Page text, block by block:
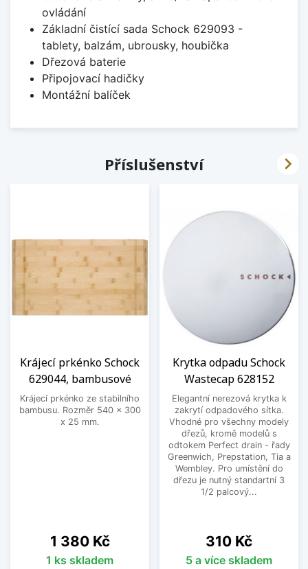
ovládání
Základní čistící sada Schock 629093 -
tablety, balzám, ubrousky, houbička
Dřezová baterie
Připojovací hadičky
Montážní balíček
Příslušenství
Krájecí prkénko Schock
629044, bambusové
Krájecí prkénko ze stabilního
bambusu. Rozměr 540 x 300
x 25 mm.
Cena
1 380 Kč
1 ks skladem
Krytka odpadu Schock
Wastecap 628152
Elegantní nerezová krytka k
zakrytí odpadového sítka.
Vhodné pro všechny modely
dřezů, kromě modelů s
odtokem Perfect drain - řady
Greenwich, Prepstation, Tia a
Wembley. Pro umístění do
dřezu je nutný standartní 3
1/2 palcový...
Cena
310 Kč
5 a více skladem
